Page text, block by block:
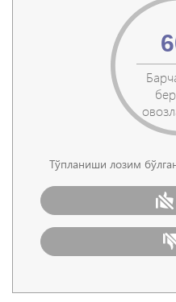
Тўпланиши лозим